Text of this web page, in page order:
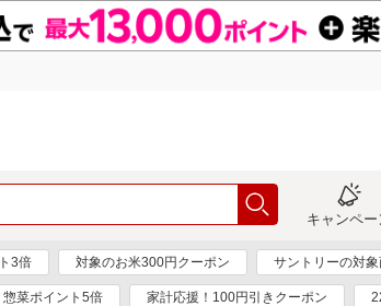
キャンペー
3倍 対象のお米300円クーポン サントリーの対
惣菜ポイント5倍 家計応援！100円引きクーポン